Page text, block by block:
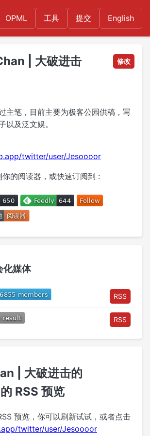
OPML 工具 提交 English
| 大破进击 修改
主笔，目前主要为极客公园供稿，写
以及泛文娱。
twitter/user/Jesoooor
你的阅读器，或快速订阅到 :
| 大破进击的
的 RSS 预览
预览，你可以刷新试试，或者点击
twitter/user/Jesoooor
化媒体
RSS
RSS